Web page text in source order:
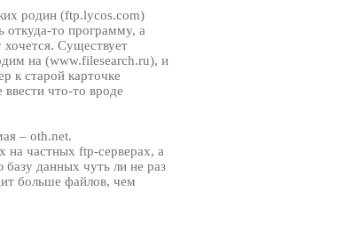
родин (ftp.lycos.com)
откуда-то программу, а
Существует
на (www.filesearch.ru), и
к старой карточке
что-то вроде
– oth.net.
на частных ftp-серверах, а
данных чуть ли не раз
больше файлов, чем